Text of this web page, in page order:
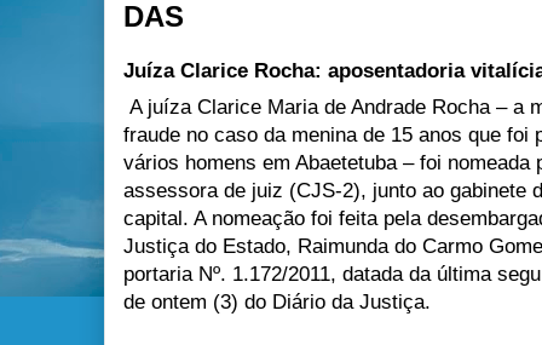
DAS
Juíza Clarice Rocha: aposentadoria
A juíza Clarice Maria de Andrade Rocha – a
fraude no caso da menina de 15 anos que foi
vários homens em Abaetetuba – foi nomeada
assessora de juiz (CJS-2), junto ao gabinete
capital. A nomeação foi feita pela
Justiça do Estado, Raimunda do Carmo
portaria Nº. 1.172/2011, datada da última
de ontem (3) do Diário da Justiça.